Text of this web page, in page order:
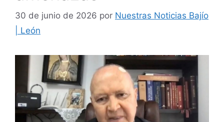
30 de junio de 2026 por Nuestras Noticias Bajío
| León